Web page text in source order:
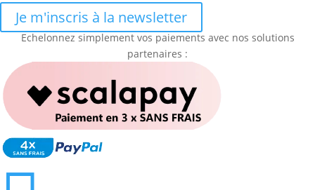
Je m'inscris à la newsletter
Echelonnez simplement vos paiements avec nos solutions
partenaires :